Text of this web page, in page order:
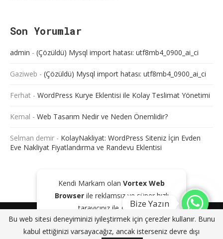
Kendi Markam olan Vortex Web
Browserile reklamsız ve süper hızlı
tarayıcınız ile gezinin!
GOOGLE PLAY'DEN İNDIR KAPAT
Son Yorumlar
admin - (Çözüldü) Mysql import hatası: utf8mb4_0900_ai_ci
Gaziweb - (Çözüldü) Mysql import hatası: utf8mb4_0900_ai_ci
Ferhat - WordPress Kurye Eklentisi ile Kolay Teslimat Yönetimi
Kemal - Web Tasarım Nedir ve Neden Önemlidir?
Selman demir - KolayNakliyat: WordPress Siteniz İçin Evden
Eve Nakliyat Fiyatlandırma ve Randevu Eklentisi
Bu web sitesi deneyiminizi iyileştirmek için çerezler kullanır. Bunu
kabul ettiğinizi varsayacağız, ancak isterseniz devre dışı
@2024 - Tüm Haklarım Saklıdır. Sitede bulunan içeriklerin bir kısmı veya
tamamı kaynak gösterilse dahi kopyalanması, çoğaltılması ve
dağıtılması yasaktır. Aksi durumda yasal yollar ile işlem başlatacağımızı
Bize Yazın